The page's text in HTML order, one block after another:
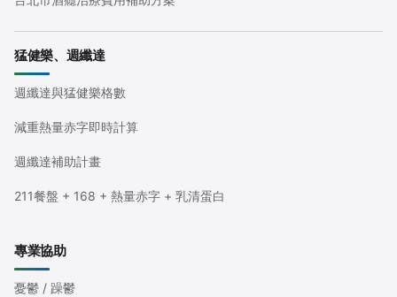
猛健樂、週纖達
週纖達與猛健樂格數
減重熱量赤字即時計算
週纖達補助計畫
211餐盤 + 168 + 熱量赤字 + 乳清蛋白
專業協助
憂鬱 / 躁鬱